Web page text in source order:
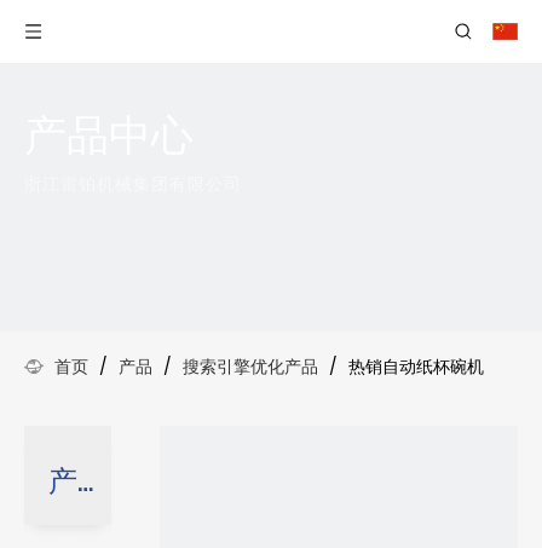
首页 / 产品 / 搜索引擎优化产品 / 热销自动纸杯碗机
产品分类